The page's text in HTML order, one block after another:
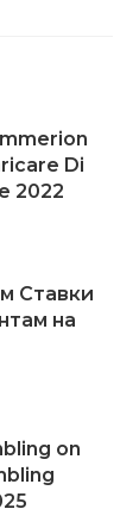
Di
2022
Cтавки
на
on